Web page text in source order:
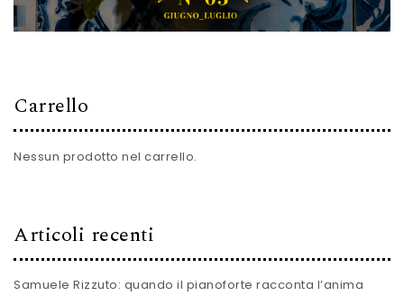
Carrello
Nessun prodotto nel carrello.
Articoli recenti
Samuele Rizzuto: quando il pianoforte racconta l’anima